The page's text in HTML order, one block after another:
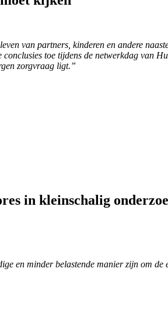
van partners, kinderen en andere
toe tijdens de netwerkdag van
zorgvraag ligt.”
in kleinschalig
en minder belastende manier zijn om